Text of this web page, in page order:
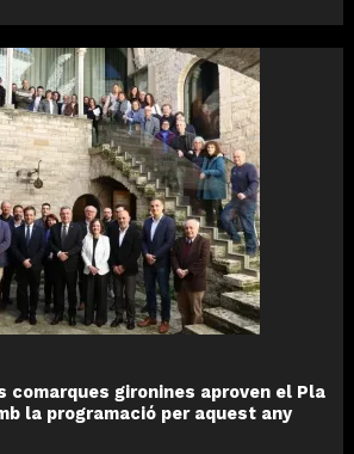
comarques gironines aproven el Pla
la programació per aquest any